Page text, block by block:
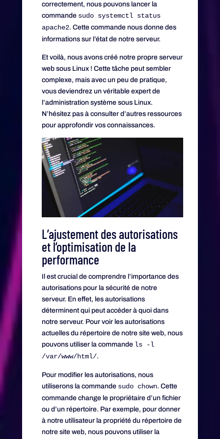
correctement, nous pouvons lancer la
commande sudo systemctl status
apache2. Cette commande nous donne des
informations sur l’état de notre serveur.
Et voilà, nous avons créé notre propre serveur
web sous Linux ! Cette tâche peut sembler
complexe, mais avec un peu de pratique,
vous deviendrez un véritable expert de
l’administration système sous Linux.
N’hésitez pas à consulter d’autres ressources
pour approfondir vos connaissances.
L’ajustement des autorisations
et l’optimisation de la
performance
Il est crucial de comprendre l’importance des
autorisations pour la sécurité de notre
serveur. En effet, les autorisations
déterminent qui peut accéder à quoi dans
notre serveur. Pour voir les autorisations
actuelles du répertoire de notre site web, nous
pouvons utiliser la commande ls -l
/var/www/html/.
Pour modifier les autorisations, nous
utiliserons la commande sudo chown. Cette
commande change le propriétaire d’un fichier
ou d’un répertoire. Par exemple, pour donner
à notre utilisateur la propriété du répertoire de
notre site web, nous pouvons utiliser la